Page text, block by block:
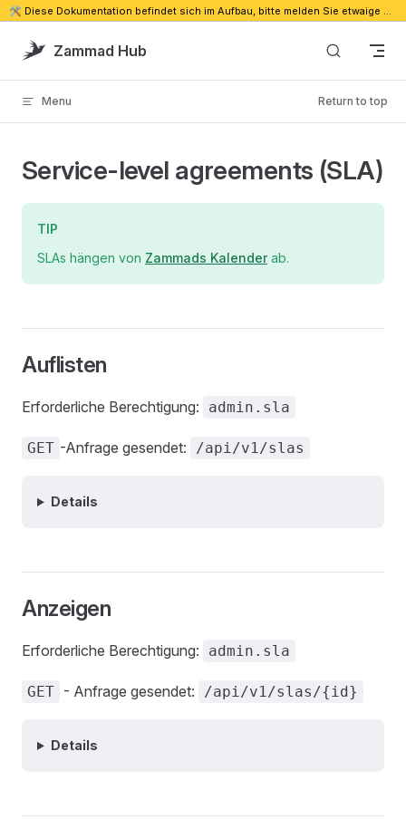
🛠️ Diese Dokumentation befindet sich im Aufbau, bitte melden Sie etwaige Probleme. 🔗
Skip to content
Zammad Hub
Menu Return to top
Service-level agreements (SLA)
TIP
SLAs hängen von Zammads Kalenderab.
Auflisten
Erforderliche Berechtigung: admin.sla
GET -Anfrage gesendet: /api/v1/slas
Details
Anzeigen
Erforderliche Berechtigung: admin.sla
GET - Anfrage gesendet: /api/v1/slas/{id}
Details